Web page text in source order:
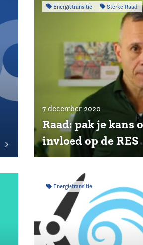
Energietransitie Sterke Raad
7 december 2020
Raad: pak je kans
invloed op de RES
Energietransitie